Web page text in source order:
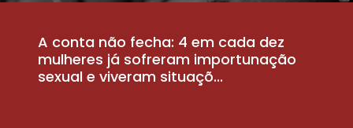
A conta não fecha: 4 em cada dez
mulheres já sofreram importunação
sexual e viveram situaçõ...